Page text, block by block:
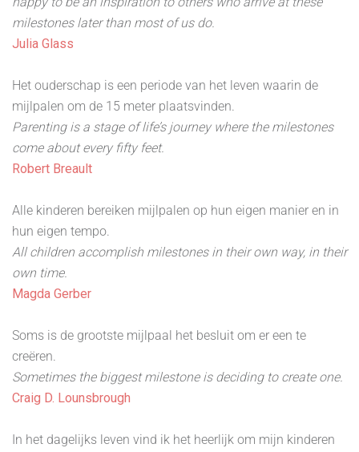
milestones later than most of us do.
Julia Glass
Het ouderschap is een periode van het leven waarin de
mijlpalen om de 15 meter plaatsvinden.
Parenting is a stage of life’s journey where the milestones
come about every fifty feet.
Robert Breault
Alle kinderen bereiken mijlpalen op hun eigen manier en in
hun eigen tempo.
All children accomplish milestones in their own way, in their
own time.
Magda Gerber
Soms is de grootste mijlpaal het besluit om er een te
creëren.
Sometimes the biggest milestone is deciding to create one.
Craig D. Lounsbrough
In het dagelijks leven vind ik het heerlijk om mijn kinderen